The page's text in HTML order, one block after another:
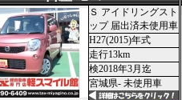
Ｓ アイドリングスト
ップ 届出済未使用車
H27(2015)年式
走行13km
検2018年3月迄
宮城県- 未使用車